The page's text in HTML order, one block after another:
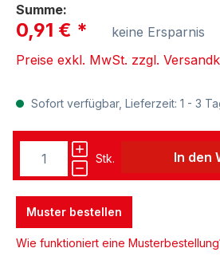
Summe:
0,91 € *
keine Ersparnis
Preise exkl. MwSt. zzgl.
Sofort verfügbar, Lieferzeit: 1 - 3
Stk. In den
Muster bestellen
Wie funktioniert eine